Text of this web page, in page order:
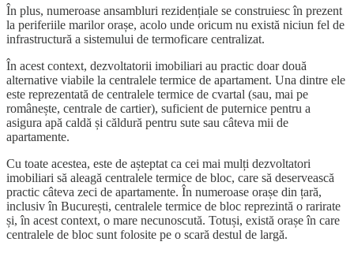
În plus, numeroase ansambluri rezidențiale se construiesc în prezent
la periferiile marilor orașe, acolo unde oricum nu există niciun fel de
infrastructură a sistemului de termoficare centralizat.
În acest context, dezvoltatorii imobiliari au practic doar două
alternative viabile la centralele termice de apartament. Una dintre ele
este reprezentată de centralele termice de cvartal (sau, mai pe
românește, centrale de cartier), suficient de puternice pentru a
asigura apă caldă și căldură pentru sute sau câteva mii de
apartamente.
Cu toate acestea, este de așteptat ca cei mai mulți dezvoltatori
imobiliari să aleagă centralele termice de bloc, care să deservească
practic câteva zeci de apartamente. În numeroase orașe din țară,
inclusiv în București, centralele termice de bloc reprezintă o rarirate
și, în acest context, o mare necunoscută. Totuși, există orașe în care
centralele de bloc sunt folosite pe o scară destul de largă.